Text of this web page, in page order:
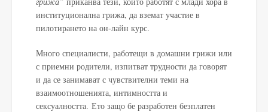
институционална грижа, да вземат участие в
пилотирането на он-лайн курс.
Много специалисти, работещи в домашни грижи или
с приемни родители, изпитват трудности да говорят
и да се занимават с чувствителни теми на
взаимоотношенията, интимността и
сексуалността. Ето защо бе разработен безплатен